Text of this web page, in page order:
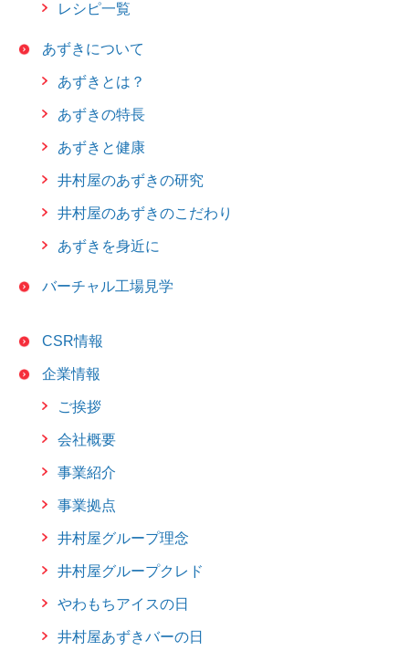
レシピ一覧
あずきについて
あずきとは？
あずきの特長
あずきと健康
井村屋のあずきの研究
井村屋のあずきのこだわり
あずきを身近に
バーチャル工場見学
CSR情報
企業情報
ご挨拶
会社概要
事業紹介
事業拠点
井村屋グループ理念
井村屋グループクレド
やわもちアイスの日
井村屋あずきバーの日